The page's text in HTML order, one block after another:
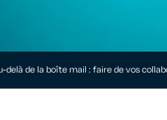
delà de la boîte mail : faire de vos